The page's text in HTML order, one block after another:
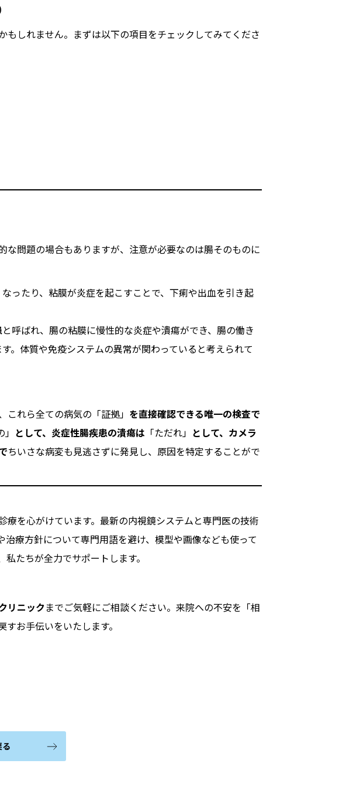
しれません。まずは以下の項目をチェックしてみてくださ
問題の場合もありますが、注意が必要なのは腸そのものに
ったり、粘膜が炎症を起こすことで、下痢や出血を引き起
と呼ばれ、腸の粘膜に慢性的な炎症や潰瘍ができ、腸の働き
。体質や免疫システムの異常が関わっていると考えられて
これら全ての病気の「証拠」 を直接確認できる唯一の検査で
として、炎症性腸疾患の潰瘍は 「ただれ」 として、カメラ
ちいさな病変も見逃さずに発見し、原因を特定することがで
療を心がけています。最新の内視鏡システムと専門医の技術
療方針について専門用語を避け、模型や画像なども使って
たちが全力でサポートします。
リニックまでご気軽にご相談ください。来院への不安を「相
お手伝いをいたします。
る